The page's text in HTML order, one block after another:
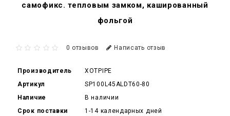
самофикс. тепловым замком, кашированный
фольгой
0 отзывов Написать отзыв
Производитель
XOTPIPE
Артикул
SP100L45ALDT60-80
Наличие
В наличии
Срок поставки
1-14 календарных дней